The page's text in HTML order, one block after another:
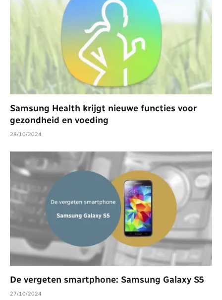
Samsung Health krijgt nieuwe functies voor
gezondheid en voeding
28/10/2024
De vergeten smartphone: Samsung Galaxy S5
27/10/2024